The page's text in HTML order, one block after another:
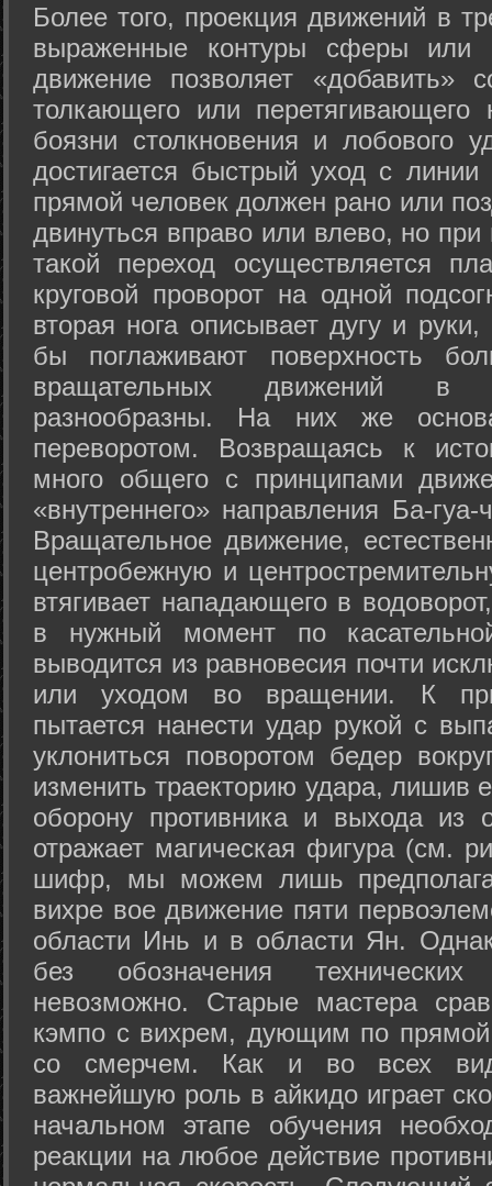
Более того, проекция движений в
выраженные контуры сферы или
движение позволяет «добавить»
толкающего или перетягивающего
боязни столкновения и лобового
достигается быстрый уход с
прямой человек должен рано или
двинуться вправо или влево, но
такой переход осуществляется
круговой проворот на одной
вторая нога описывает дугу и
бы поглаживают поверхность
вращательных движений в
разнообразны. На них же
переворотом. Возвращаясь к
много общего с принципами
«внутреннего» направления Ба-
Вращательное движение,
центробежную и
втягивает нападающего в
в нужный момент по
выводится из равновесия почти
или уходом во вращении. К
пытается нанести удар рукой с
уклониться поворотом бедер
изменить траекторию удара, лишив
оборону противника и выхода из
отражает магическая фигура (см.
шифр, мы можем лишь
вихре вое движение пяти
области Инь и в области Ян.
без обозначения
невозможно. Старые мастера
кэмпо с вихрем, дующим по
со смерчем. Как и во всех
важнейшую роль в айкидо играет
начальном этапе обучения
реакции на любое действие